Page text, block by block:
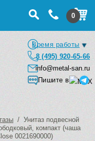
0
Время работы
8 (495) 920-65-66
info@metal-san.ru
Пишите в
/ Унитаз подвесной
компакт (чаша
0021690000)